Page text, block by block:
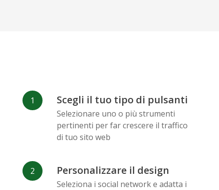
Facebook
Messenger
Odnoklassniki
Sina
Weibo
Scegli il tuo tipo di pulsanti
Selezionare uno o più strumenti
pertinenti per far crescere il traffico
di tuo sito web
Personalizzare il design
Seleziona i social network e adatta i